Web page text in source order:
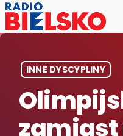
INNE DYSCYPLINY
zamiast